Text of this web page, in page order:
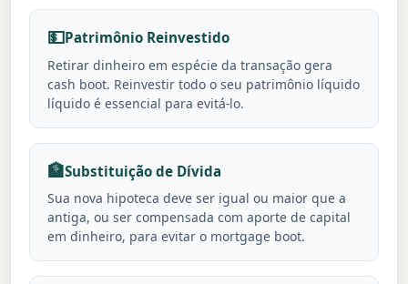
💵Patrimônio Reinvestido
Retirar dinheiro em espécie da transação gera
cash boot. Reinvestir todo o seu patrimônio líquido
líquido é essencial para evitá-lo.
🏦Substituição de Dívida
Sua nova hipoteca deve ser igual ou maior que a
antiga, ou ser compensada com aporte de capital
em dinheiro, para evitar o mortgage boot.